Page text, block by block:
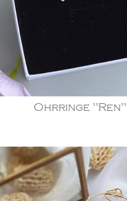
Ohrringe "Ren"